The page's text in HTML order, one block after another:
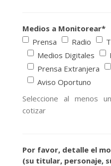
Medios a Monitorear*
Prensa
Radio
Medios Digitales
Prensa Extranjera
Aviso Oportuno
Seleccione al menos
cotizar
Por favor, detalle el
(su titular, personaje,